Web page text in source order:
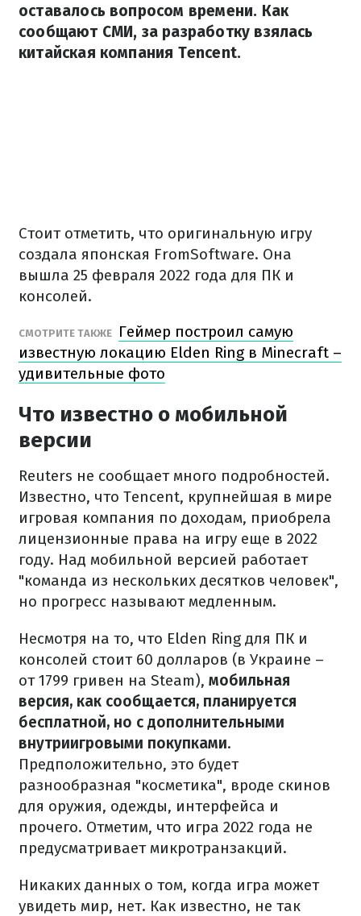
оставалось вопросом времени. Как
сообщают СМИ, за разработку взялась
китайская компания Tencent.
Стоит отметить, что оригинальную игру
создала японская FromSoftware. Она
вышла 25 февраля 2022 года для ПК и
консолей.
СМОТРИТЕ ТАКЖЕ
Геймер построил самую
известную локацию Elden Ring в Minecraft –
удивительные фото
Что известно о мобильной
версии
Reuters не сообщает много подробностей.
Известно, что Tencent, крупнейшая в мире
игровая компания по доходам, приобрела
лицензионные права на игру еще в 2022
году. Над мобильной версией работает
"команда из нескольких десятков человек",
но прогресс называют медленным.
Несмотря на то, что Elden Ring для ПК и
консолей стоит 60 долларов (в Украине –
от 1799 гривен на Steam), мобильная
версия, как сообщается, планируется
бесплатной, но с дополнительными
внутриигровыми покупками.
Предположительно, это будет
разнообразная "косметика", вроде скинов
для оружия, одежды, интерфейса и
прочего. Отметим, что игра 2022 года не
предусматривает микротранзакций.
Никаких данных о том, когда игра может
увидеть мир, нет. Как известно, не так